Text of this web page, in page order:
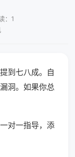
：1
到七八成。自
洞。如果你总
对一指导，添